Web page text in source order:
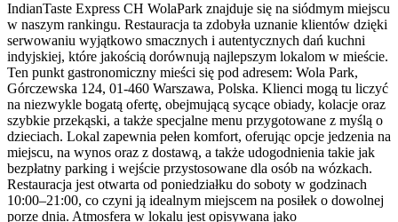
IndianTaste Express CH WolaPark znajduje się na siódmym miejscu
w naszym rankingu. Restauracja ta zdobyła uznanie klientów dzięki
serwowaniu wyjątkowo smacznych i autentycznych dań kuchni
indyjskiej, które jakością dorównują najlepszym lokalom w mieście.
Ten punkt gastronomiczny mieści się pod adresem: Wola Park,
Górczewska 124, 01-460 Warszawa, Polska. Klienci mogą tu liczyć
na niezwykle bogatą ofertę, obejmującą sycące obiady, kolacje oraz
szybkie przekąski, a także specjalne menu przygotowane z myślą o
dzieciach. Lokal zapewnia pełen komfort, oferując opcje jedzenia na
miejscu, na wynos oraz z dostawą, a także udogodnienia takie jak
bezpłatny parking i wejście przystosowane dla osób na wózkach.
Restauracja jest otwarta od poniedziałku do soboty w godzinach
10:00–21:00, co czyni ją idealnym miejscem na posiłek o dowolnej
porze dnia. Atmosfera w lokalu jest opisywana jako